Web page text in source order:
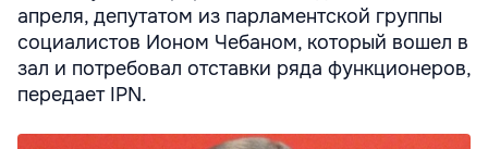
апреля, депутатом из парламентской группы
социалистов Ионом Чебаном, который вошел в
зал и потребовал отставки ряда функционеров,
передает IPN.